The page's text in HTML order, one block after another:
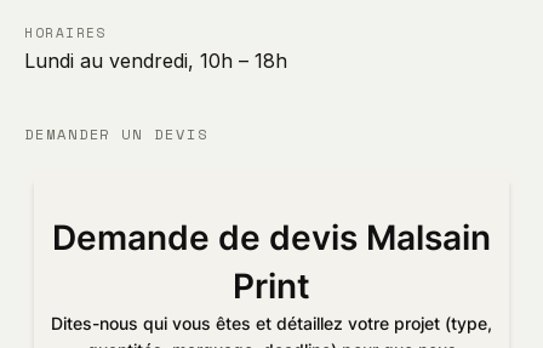
HORAIRES
Lundi au vendredi, 10h – 18h
DEMANDER UN DEVIS